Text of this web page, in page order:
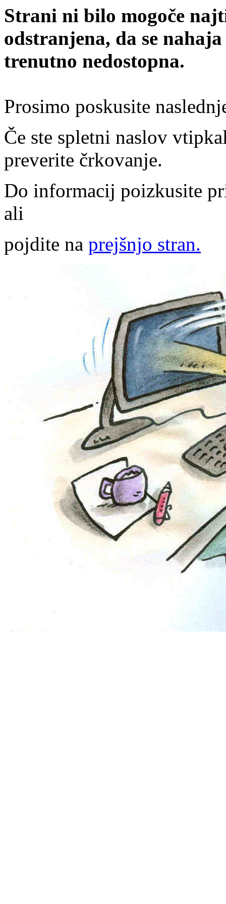
Strani ni bilo mogoče
odstranjena, da se
trenutno nedostopna.
Prosimo poskusite
Če ste spletni naslov
preverite črkovanje.
Do informacij poizkusite
ali
pojdite na prejšnjo stran.